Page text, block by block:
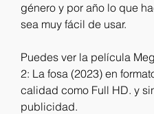
género y por año lo que
sea muy fácil de usar.
Puedes ver la película
2: La fosa (2023) en
calidad como Full HD. y
publicidad.